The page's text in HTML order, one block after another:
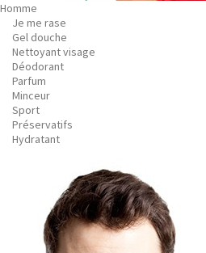
Homme
Je me rase
Gel douche
Nettoyant visage
Déodorant
Parfum
Minceur
Sport
Préservatifs
Hydratant